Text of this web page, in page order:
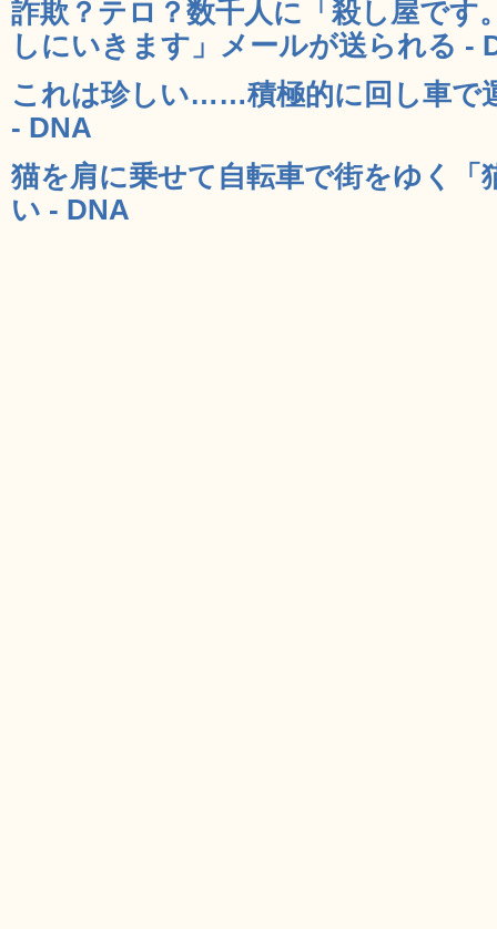
詐欺？テロ？数千人に「殺し屋です
しにいきます」メールが送られる -
これは珍しい……積極的に回し車で
- DNA
猫を肩に乗せて自転車で街をゆく「
い - DNA